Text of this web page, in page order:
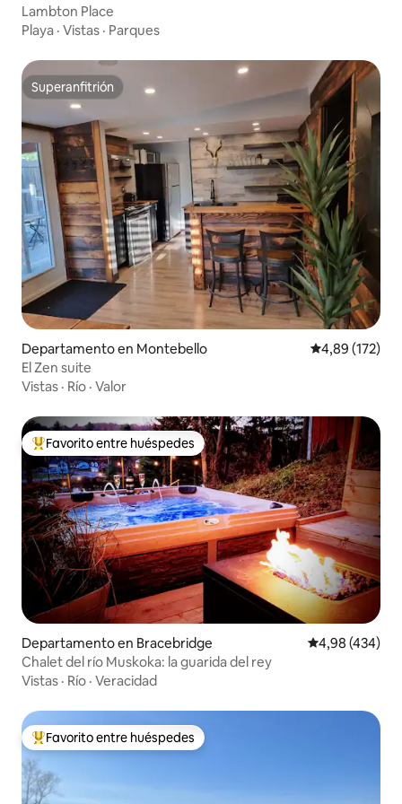
Lambton Place
Playa · Vistas · Parques
Superanfitrión
Superanfitrión
Departamento en Montebello Calificación
4,89 (172)
El Zen suite
Vistas · Río · Valor
Favorito entre los huéspedes más destacados
Favorito entre huéspedes
Departamento en Bracebridge Calificación
4,98 (434)
Chalet del río Muskoka: la guarida del rey
Vistas · Río · Veracidad
Favorito entre los huéspedes más destacados
Favorito entre huéspedes